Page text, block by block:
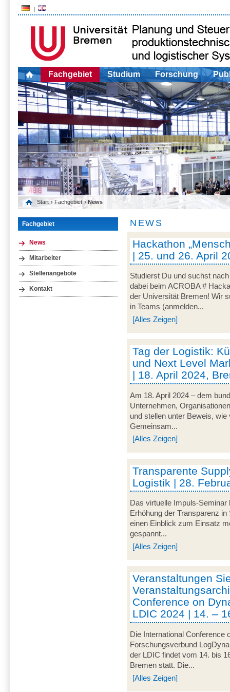
Fachgebiet Studium Forschung
Start › Fachgebiet › News
Fachgebiet
News
Mitarbeiter
Stellenangebote
Kontakt
NEWS
Hackathon
| 25. und 26. April
Studierst Du und suchst
dabei beim ACROBA #
der Universität Bremen! Wir
in Teams (anmelden...
[Alles Zeigen]
Tag der Logistik:
und Next Level
| 18. April 2024,
Am 18. April 2024 – dem
Unternehmen,
und stellen unter Beweis,
Gemeinsam...
[Alles Zeigen]
Transparente
Logistik | 28.
Das virtuelle Impuls-Seminar
Erhöhung der Transparenz
einen Einblick zum Einsatz
gespannt...
[Alles Zeigen]
Veranstaltungen
Conference on
LDIC 2024 | 14. –
Die International
Forschungsverbund
der LDIC findet vom 14. bis
Bremen statt. Die...
[Alles Zeigen]